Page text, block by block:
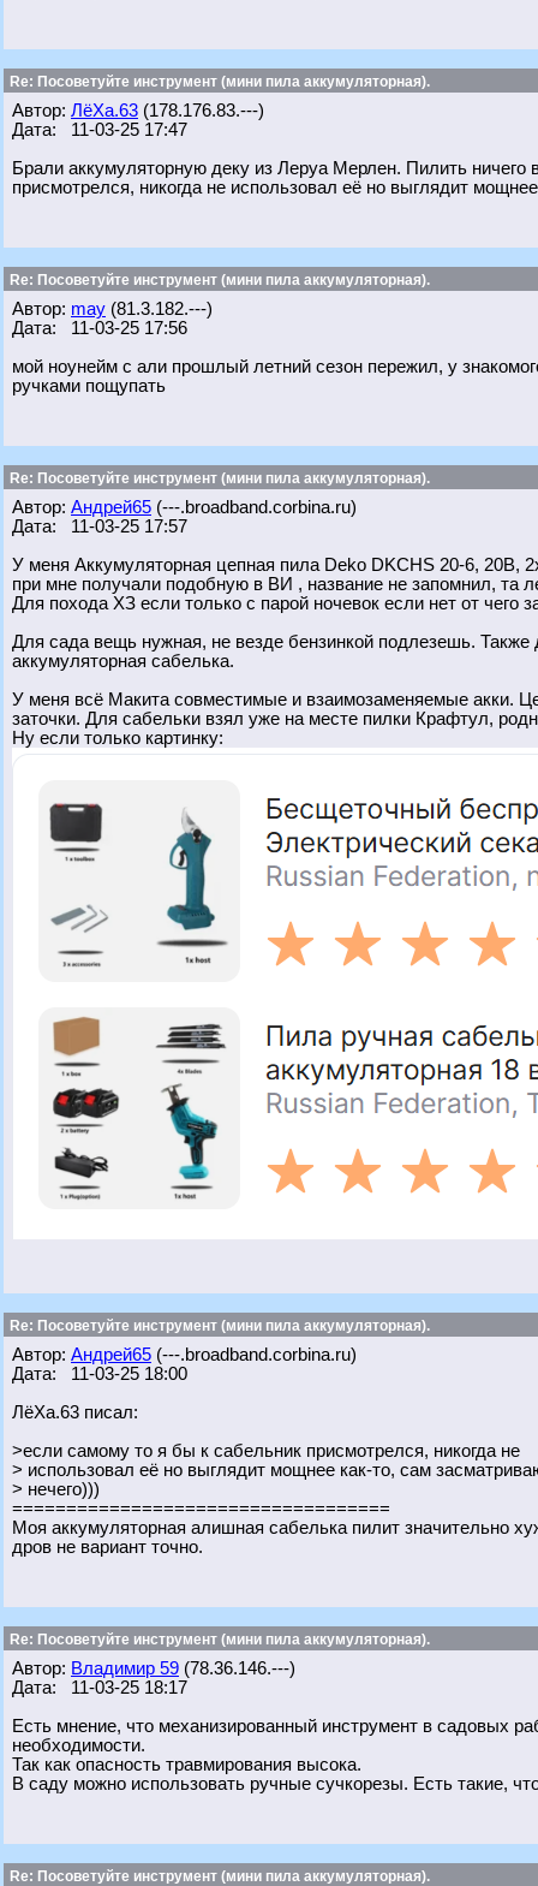
Re: Посоветуйте инструмент (мини пила аккумуляторная).
Автор: ЛёХа.63 (178.176.83.---)
Дата: 11-03-25 17:47
Брали аккумуляторную деку из Леруа Мерлен. Пилить
присмотрелся, никогда не использовал её но выглядит
Re: Посоветуйте инструмент (мини пила аккумуляторная).
Автор: may (81.3.182.---)
Дата: 11-03-25 17:56
мой ноунейм с али прошлый летний сезон пережил, у
ручками пощупать
Re: Посоветуйте инструмент (мини пила аккумуляторная).
Автор: Андрей65 (---.broadband.corbina.ru)
Дата: 11-03-25 17:57
У меня Аккумуляторная цепная пила Deko DKCHS 20-6, 20В,
при мне получали подобную в ВИ , название не запомнил, та
Для похода ХЗ если только с парой ночевок если нет от чего
Для сада вещь нужная, не везде бензинкой подлезешь. Также
аккумуляторная сабелька.
У меня всё Макита совместимые и взаимозаменяемые акки.
заточки. Для сабельки взял уже на месте пилки Крафтул,
Ну если только картинку:
Re: Посоветуйте инструмент (мини пила аккумуляторная).
Автор: Андрей65 (---.broadband.corbina.ru)
Дата: 11-03-25 18:00
ЛёХа.63 писал:
>если самому то я бы к сабельник присмотрелся, никогда не
> использовал её но выглядит мощнее как-то, сам
> нечего)))
===================================
Моя аккумуляторная алишная сабелька пилит значительно
дров не вариант точно.
Re: Посоветуйте инструмент (мини пила аккумуляторная).
Автор: Владимир 59 (78.36.146.---)
Дата: 11-03-25 18:17
Есть мнение, что механизированный инструмент в садовых
необходимости.
Так как опасность травмирования высока.
В саду можно использовать ручные сучкорезы. Есть такие,
Re: Посоветуйте инструмент (мини пила аккумуляторная).